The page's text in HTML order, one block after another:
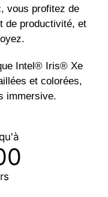
vous profitez de
de productivité, et
Intel® Iris® Xe
et colorées,
immersive.